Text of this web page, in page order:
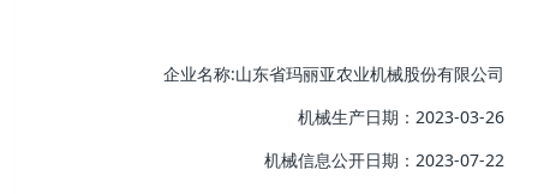
企业名称:山东省玛丽亚农业机械股份有限公司
机械生产日期：2023-03-26
机械信息公开日期：2023-07-22